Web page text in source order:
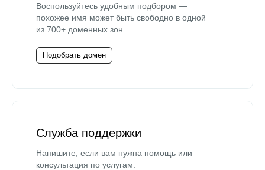
Воспользуйтесь удобным подбором —
похожее имя может быть свободно в одной
из 700+ доменных зон.
Подобрать домен
Служба поддержки
Напишите, если вам нужна помощь или
консультация по услугам.